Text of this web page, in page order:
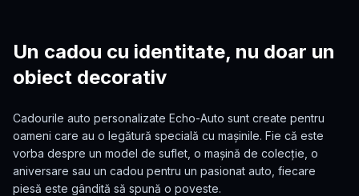
Un cadou cu identitate, nu doar un
obiect decorativ
Cadourile auto personalizate Echo-Auto sunt create pentru
oameni care au o legătură specială cu mașinile. Fie că este
vorba despre un model de suflet, o mașină de colecție, o
aniversare sau un cadou pentru un pasionat auto, fiecare
piesă este gândită să spună o poveste.